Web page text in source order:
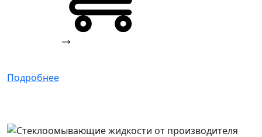
Подробнее